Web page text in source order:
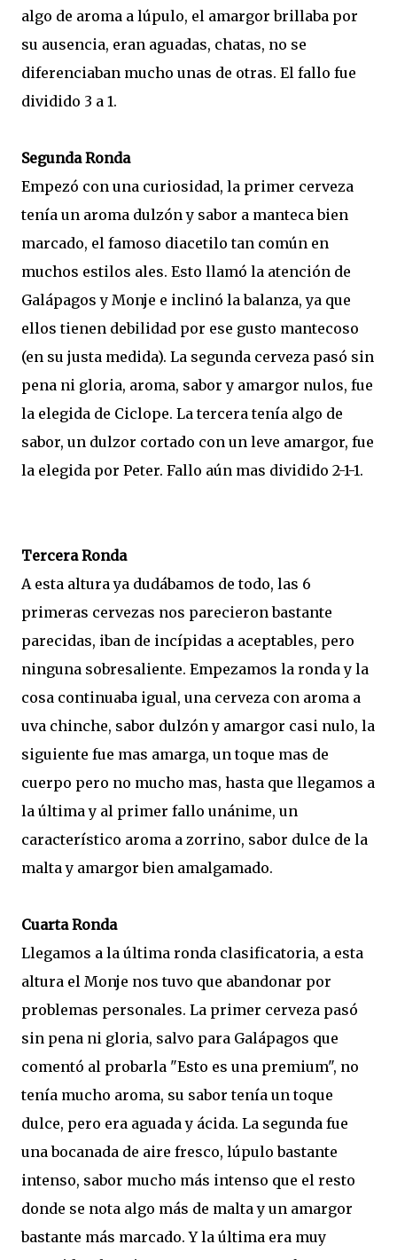
algo de aroma a lúpulo, el amargor brillaba por
su ausencia, eran aguadas, chatas, no se
diferenciaban mucho unas de otras. El fallo fue
dividido 3 a 1.
Segunda Ronda
Empezó con una curiosidad, la primer cerveza
tenía un aroma dulzón y sabor a manteca bien
marcado, el famoso diacetilo tan común en
muchos estilos ales. Esto llamó la atención de
Galápagos y Monje e inclinó la balanza, ya que
ellos tienen debilidad por ese gusto mantecoso
(en su justa medida). La segunda cerveza pasó sin
pena ni gloria, aroma, sabor y amargor nulos, fue
la elegida de Ciclope. La tercera tenía algo de
sabor, un dulzor cortado con un leve amargor, fue
la elegida por Peter. Fallo aún mas dividido 2-1-1.
Tercera Ronda
A esta altura ya dudábamos de todo, las 6
primeras cervezas nos parecieron bastante
parecidas, iban de incípidas a aceptables, pero
ninguna sobresaliente. Empezamos la ronda y la
cosa continuaba igual, una cerveza con aroma a
uva chinche, sabor dulzón y amargor casi nulo, la
siguiente fue mas amarga, un toque mas de
cuerpo pero no mucho mas, hasta que llegamos a
la última y al primer fallo unánime, un
característico aroma a zorrino, sabor dulce de la
malta y amargor bien amalgamado.
Cuarta Ronda
Llegamos a la última ronda clasificatoria, a esta
altura el Monje nos tuvo que abandonar por
problemas personales. La primer cerveza pasó
sin pena ni gloria, salvo para Galápagos que
comentó al probarla "Esto es una premium", no
tenía mucho aroma, su sabor tenía un toque
dulce, pero era aguada y ácida. La segunda fue
una bocanada de aire fresco, lúpulo bastante
intenso, sabor mucho más intenso que el resto
donde se nota algo más de malta y un amargor
bastante más marcado. Y la última era muy